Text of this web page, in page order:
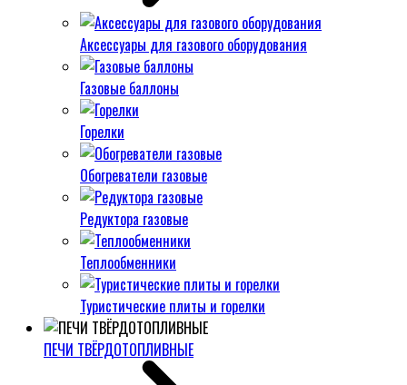
Аксессуары для газового оборудования
Газовые баллоны
Горелки
Обогреватели газовые
Редуктора газовые
Теплообменники
Туристические плиты и горелки
ПЕЧИ ТВЁРДОТОПЛИВНЫЕ